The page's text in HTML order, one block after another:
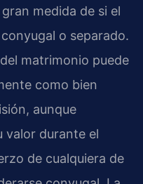
medida de si el
o separado.
matrimonio puede
como bien
aunque
valor durante el
de cualquiera de